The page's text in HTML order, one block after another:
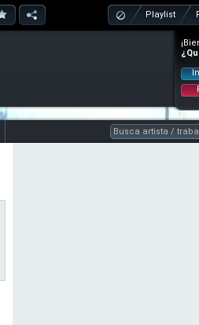
Playlist